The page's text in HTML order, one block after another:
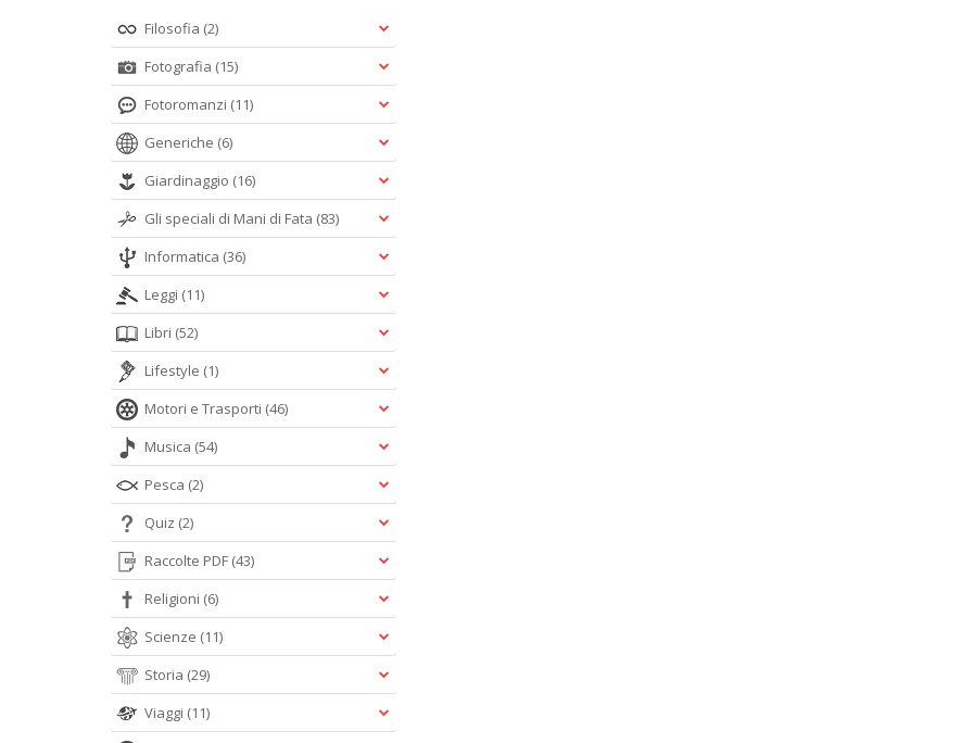
Filosofia (2)
Fotografia (15)
Fotoromanzi (11)
Generiche (6)
Giardinaggio (16)
Gli speciali di Mani di Fata (83)
Informatica (36)
Leggi (11)
Libri (52)
Lifestyle (1)
Motori e Trasporti (46)
Musica (54)
Pesca (2)
Quiz (2)
Raccolte PDF (43)
Religioni (6)
Scienze (11)
Storia (29)
Viaggi (11)